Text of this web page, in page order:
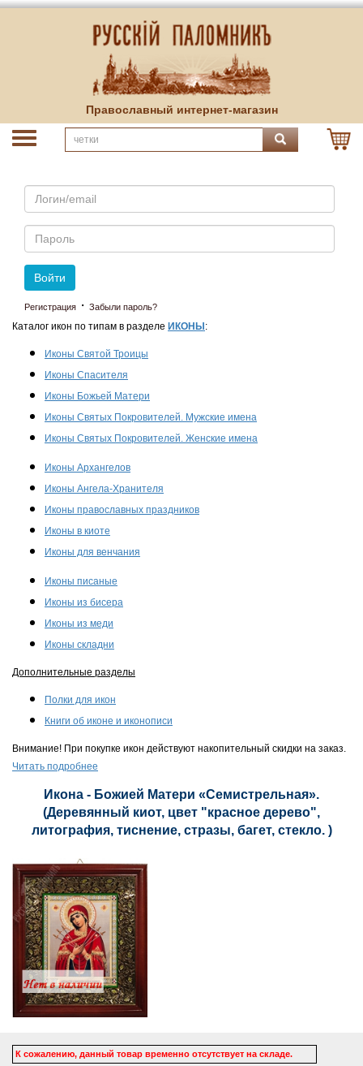
Православный интернет-магазин
Email
Пароль
Войти
Регистрация · Забыли пароль?
Каталог икон по типам в разделе ИКОНЫ :
Иконы Святой Троицы
Иконы Спасителя
Иконы Божьей Матери
Иконы Святых Покровителей. Мужские имена
Иконы Святых Покровителей. Женские имена
Иконы Архангелов
Иконы Ангела-Хранителя
Иконы православных праздников
Иконы в киоте
Иконы для венчания
Иконы писаные
Иконы из бисера
Иконы из меди
Иконы складни
Дополнительные разделы
Полки для икон
Книги об иконе и иконописи
Внимание! При покупке икон действуют накопительный скидки на заказ.
Читать подробнее
Икона - Божией Матери «Семистрельная».
(Деревянный киот, цвет "красное дерево",
литография, тиснение, стразы, багет, стекло. )
К сожалению, данный товар временно отсутствует на складе.